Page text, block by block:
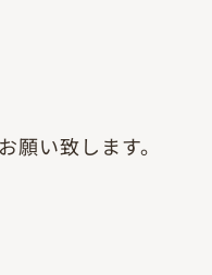
い致します。